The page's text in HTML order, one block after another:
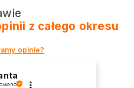
manicure!
z całego okresu
opinie?